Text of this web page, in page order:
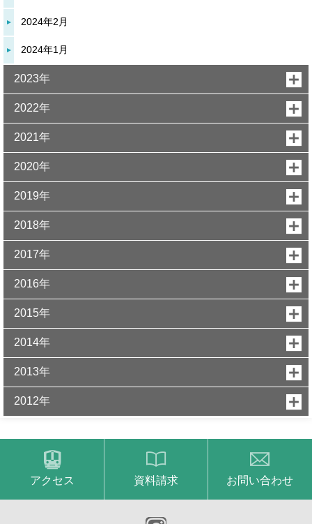
2024年2月
2024年1月
2023年
2022年
2021年
2020年
2019年
2018年
2017年
2016年
2015年
2014年
2013年
2012年
アクセス 資料請求 お問い合わせ